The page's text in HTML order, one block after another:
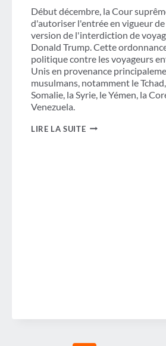
Début décembre, la Cour
d'autoriser l'entrée en vigueur
version de l'interdiction de
Donald Trump. Cette
politique contre les voyageurs
Unis en provenance
musulmans, notamment le
Somalie, la Syrie, le Yémen, la
Venezuela.
LIRE LA SUITENOUVELLE